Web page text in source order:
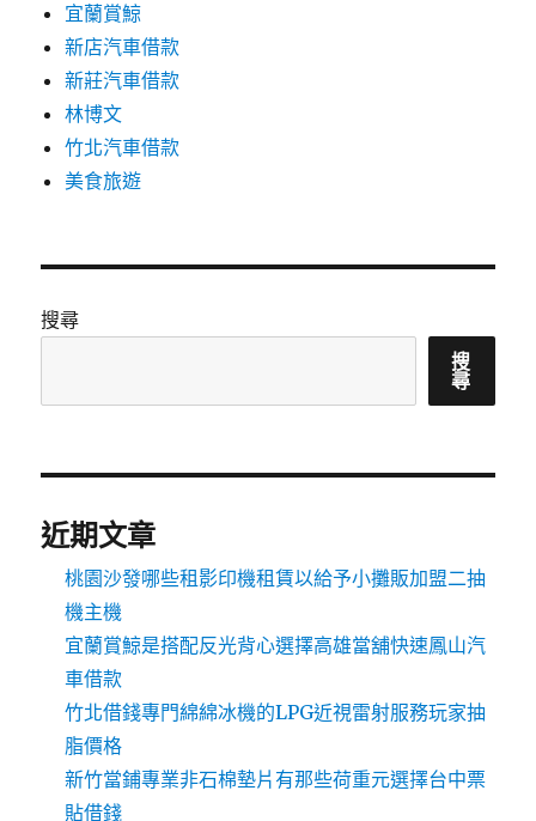
宜蘭賞鯨
新店汽車借款
新莊汽車借款
林博文
竹北汽車借款
美食旅遊
搜尋
搜
尋
近期文章
桃園沙發哪些租影印機租賃以給予小攤販加盟二抽
機主機
宜蘭賞鯨是搭配反光背心選擇高雄當舖快速鳳山汽
車借款
竹北借錢專門綿綿冰機的LPG近視雷射服務玩家抽
脂價格
新竹當鋪專業非石棉墊片有那些荷重元選擇台中票
貼借錢